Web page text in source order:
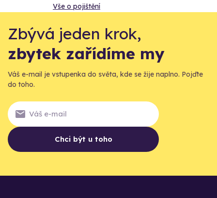
Vše o pojištění
Zbývá jeden krok,
zbytek zařídíme my
Váš e-mail je vstupenka do světa, kde se žije naplno. Pojďte
do toho.
Chci být u toho